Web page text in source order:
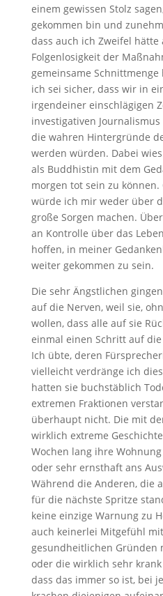
einem gewissen Stolz
gekommen bin und
dass auch ich Zweifel
Folgenlosigkeit der
gemeinsame
ich sei sicher, dass wir in
irgendeiner einschlägigen
investigativen
die wahren Hintergründe
werden würden. Dabei
als Buddhistin mit dem
morgen tot sein zu
würde ich mir weder über
große Sorgen machen.
an Kontrolle über das
hoffen, in meiner
weiter gekommen zu sein.
Die sehr Ängstlichen
auf die Nerven, weil sie,
wollen, dass alle auf sie
einmal einen Schritt auf
Ich übte, deren
vielleicht verdränge ich
hatten sie buchstäblich
extremen Fraktionen
überhaupt nicht. Die mit
wirklich extreme
Wochen lang ihre
oder sehr ernsthaft ans
Während die Anderen, die
für die nächste Spritze
keine einzige Warnung zu
auch keinerlei Mitgefühl
gesundheitlichen Gründen
oder die wirklich sehr
dass das immer so ist, bei